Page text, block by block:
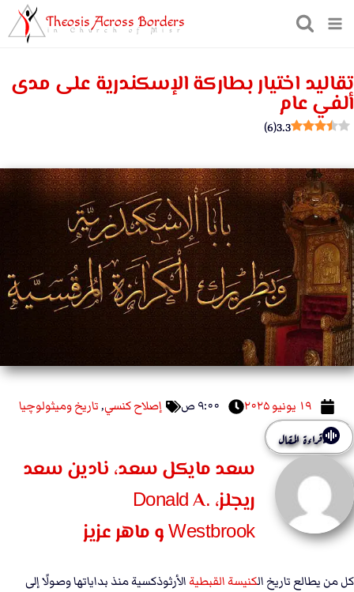
Theosis Across Borders
in Church of Misr
تقاليد اختيار بطاركة الإسكندرية على مدى
ألفي عام
3.3
(
6
)
۱۹ يونيو ۲۰۲۵ ۹:۰۰ ص إصلاح كنسي,تاريخ وميثولوچيا
قراءة المقال
سعد مايكل سعد، نادين سعد
ريجلز، Donald A.
Westbrook و ماهر عزيز
كل من يطالع تاريخ الكنيسة القبطيةالأرثوذكسية منذ بداياتها وصولًا إلى